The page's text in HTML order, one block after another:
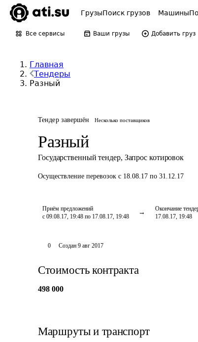
ГрузыПоиск грузов Машины
Все сервисы Ваши грузы Добавить груз
Главная
Тендеры
Разный
Тендер завершён Несколько поставщиков
Разный
Государственный тендер, Запрос котировок
Осуществление перевозок с 18.08.17 по 31.12.17
Приём предложений
с 09.08.17, 19:48 по 17.08.17, 19:48
Окончание
17.08.17, 19:48
0 Создан 9 авг 2017
Стоимость контракта
498 000
Маршруты и транспорт